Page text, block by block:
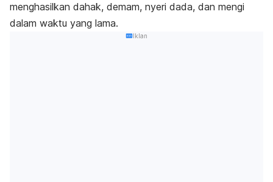
menghasilkan dahak, demam, nyeri dada, dan mengi
dalam waktu yang lama.
Iklan